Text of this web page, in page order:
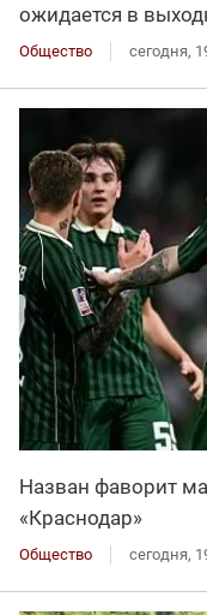
ожидается в
Общество сегодня,
Назван фаворит
«Краснодар»
Общество сегодня,